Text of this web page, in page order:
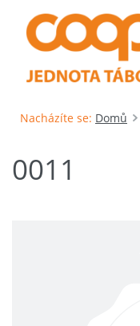
Nacházíte se: Domů
0011